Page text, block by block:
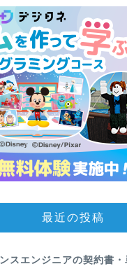
最近の投稿
スエンジニアの契約書